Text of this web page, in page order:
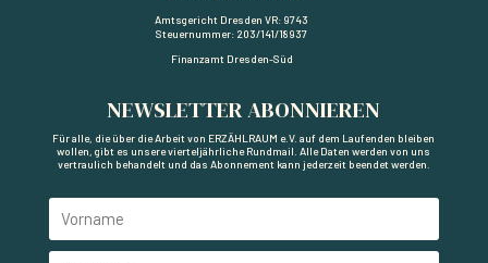
Amtsgericht Dresden VR: 9743
Steuernummer: 203/141/18937
Finanzamt Dresden-Süd
NEWSLETTER ABONNIEREN
Für alle, die über die Arbeit von ERZÄHLRAUM e.V. auf dem Laufenden bleiben
wollen, gibt es unsere vierteljährliche Rundmail. Alle Daten werden von uns
vertraulich behandelt und das Abonnement kann jederzeit beendet werden.